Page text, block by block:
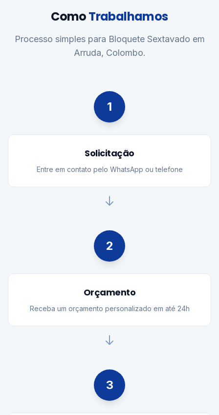
ComoTrabalhamos
Processo simples para Bloquete Sextavado em
Arruda, Colombo.
1
Solicitação
Entre em contato pelo WhatsApp ou telefone
2
Orçamento
Receba um orçamento personalizado em até 24h
3